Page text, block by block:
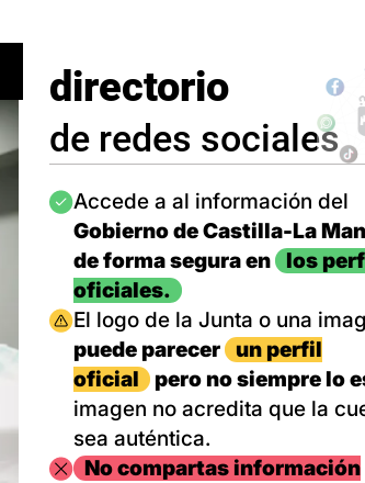
directorio
de redes sociales
Imagen
Accede a al información del
Gobierno de Castilla-La
de forma segura en
los
oficiales.
Imagen
El logo de la Junta o una
puede parecer
un perfil
oficial
pero no siempre lo
imagen no acredita que la
sea auténtica.
ImagenNo compartas información